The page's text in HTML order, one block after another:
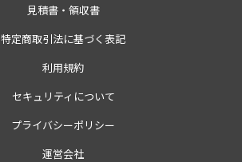
見積書・領収書
特定商取引法に基づく表記
利用規約
セキュリティについて
プライバシーポリシー
運営会社